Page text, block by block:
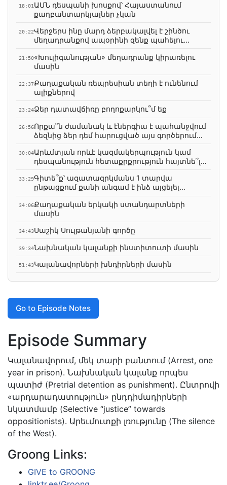
18:01 ԱՄՆ դեսպանի խոսքով՝ Հայաստանում
քաղբանտարկյալներ չկան
20:22Վերջերս ինը մարդ ձերբակալվել է շինծու
մեղադրանքով ապօրինի զենք պահելու
21:50«Խուլիգանության» մեղադրանք կիրառելու
մասին
22:37Քաղաքական ռեպրեսիան տեղի է ունենում
ալիքներով
23:24Ձեր դատավճիռը բողոքարկու՞մ եք
26:56Որքա՞ն ժամանակ և էներգիա է պահանջվում
ձեզնից ձեր դեմ հարուցված այս գործերում
30:04Արևմտյան որևէ կազմակերպություն կամ
դեսպանություն հետաքրքրություն հայտնե՞լ է
հետ
33:29Գիտե՞ք՝ ազատազրկմանս 1 տարվա
ընթացքում քանի անգամ է ինձ այցելել
գրասենյակը
34:06Քաղաքական երկակի ստանդարտների
մասին
34:43Սաշիկ Սուլթանյանի գործը
39:34Նախնական կալանքի ինստիտուտի մասին
51:43Կալանավորների խնդիրների մասին
Go to Episode Notes
Episode Summary
Կալանավորում, մեկ տարի բանտում (Arrest, one
year in prison). Նախնական կալանք որպես
պատիժ (Pretrial detention as punishment). Ընտրովի
«արդարադատություն» ընդդիմադիրների
նկատմամբ (Selective “justice” towards
oppositionists). Արեւմուտքի լռությունը (The silence
of the West).
Groong Links:
GIVE to GROONG